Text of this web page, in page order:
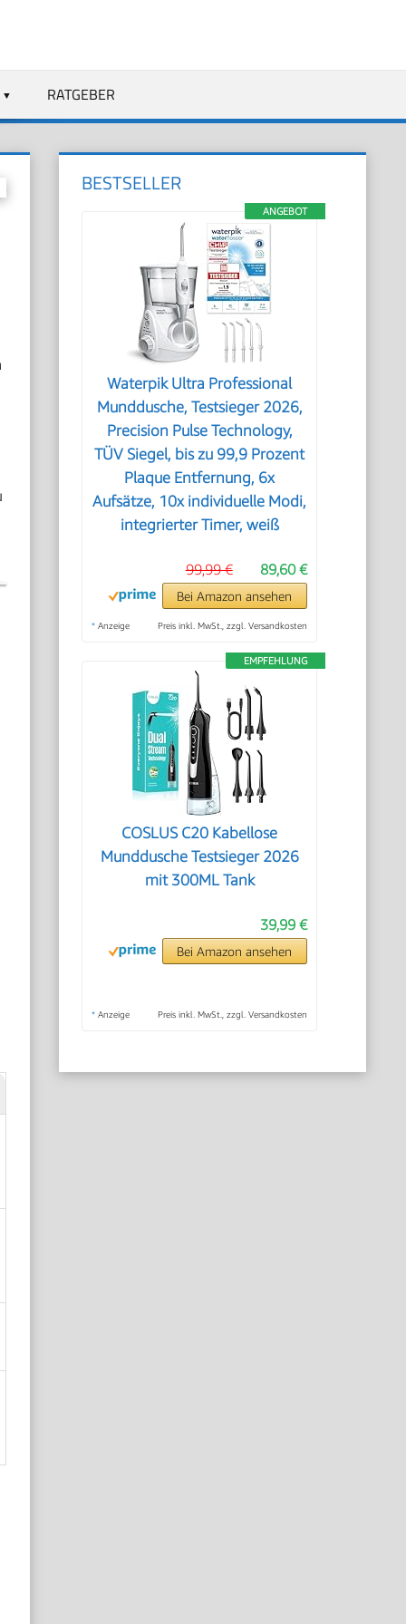
RATGEBER
BESTSELLER
ANGEBOT
Waterpik Ultra Professional
Munddusche, Testsieger 2026,
Precision Pulse Technology,
TÜV Siegel, bis zu 99,9 Prozent
Plaque Entfernung, 6x
Aufsätze, 10x individuelle Modi,
integrierter Timer, weiß
89,60 €
99,99 €
Bei Amazon ansehen
* Anzeige Preis inkl. MwSt., zzgl. Versandkosten
EMPFEHLUNG
COSLUS C20 Kabellose
Munddusche Testsieger 2026
mit 300ML Tank
39,99 €
Bei Amazon ansehen
* Anzeige Preis inkl. MwSt., zzgl. Versandkosten